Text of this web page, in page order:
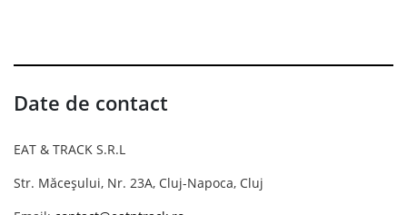
Date de contact
EAT & TRACK S.R.L
Str. Măceșului, Nr. 23A, Cluj-Napoca, Cluj